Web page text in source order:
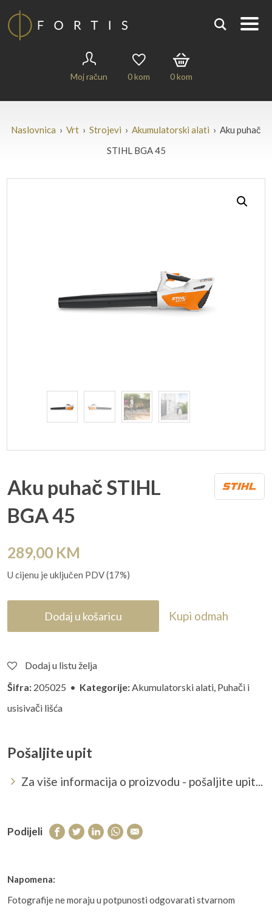
Moj račun 0kom 0kom
Naslovnica › Vrt › Strojevi › Akumulatorski alati › Aku puhač
STIHL BGA 45
Aku puhač STIHL
BGA 45
289,00 KM
U cijenu je uključen PDV (17%)
Dodaj u košaricu Kupi odmah
Dodaj u listu želja
Šifra: 205025 • Kategorije: Akumulatorski alati Puhači i
usisivači lišća
Pošaljite upit
Za više informacija o proizvodu - pošaljite upit...
Podijeli
Napomena:
Fotografije ne moraju u potpunosti odgovarati stvarnom